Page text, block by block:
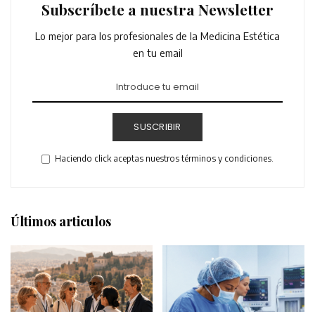
Subscríbete a nuestra Newsletter
Lo mejor para los profesionales de la Medicina Estética
en tu email
SUSCRIBIR
Haciendo click aceptas nuestros términos y condiciones.
Últimos articulos